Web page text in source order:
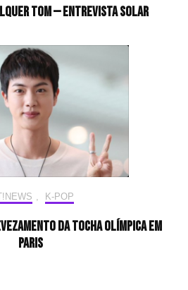
tom — Entrevista Solar
K-POP
da tocha olímpica em
Paris